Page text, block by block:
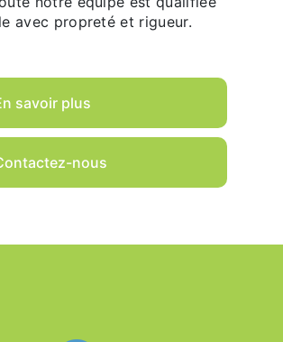
avec propreté et rigueur.
savoir plus
nous